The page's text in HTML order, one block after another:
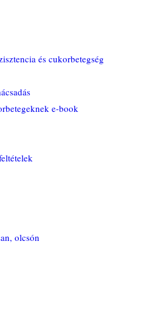
és cukorbetegség
e-book
olcsón